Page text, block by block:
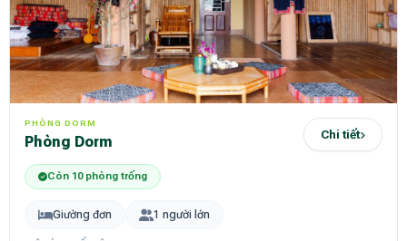
PHÒNG DORM
Phòng Dorm Chi tiết
Còn 10 phòng trống
Giường đơn 1 người lớn